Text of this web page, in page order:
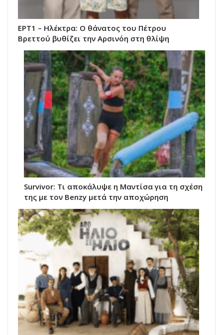
ΕΡΤ1 – Ηλέκτρα: Ο θάνατος του Πέτρου
Βρεττού βυθίζει την Αρσινόη στη θλίψη
Survivor: Τι αποκάλυψε η Μαντίσα για τη σχέση
της με τον Benzy μετά την αποχώρηση